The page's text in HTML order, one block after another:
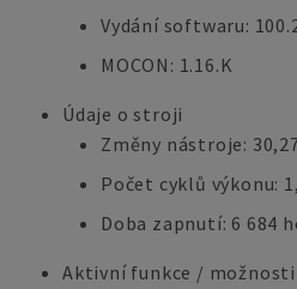
Vydání softwaru:
MOCON: 1.16.K
Údaje o stroji
Změny nástroje:
Počet cyklů výkonu:
Doba zapnutí: 6 684
Aktivní funkce / možnosti